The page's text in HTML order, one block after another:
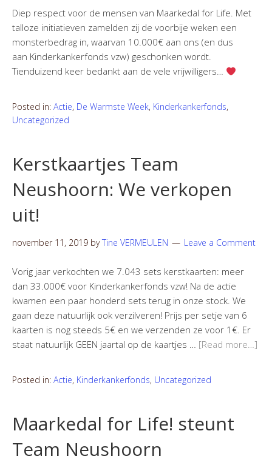
Diep respect voor de mensen van Maarkedal for Life. Met
talloze initiatieven zamelden zij de voorbije weken een
monsterbedrag in, waarvan 10.000€ aan ons (en dus
aan Kinderkankerfonds vzw) geschonken wordt.
Tienduizend keer bedankt aan de vele vrijwilligers…
Posted in: Actie, De Warmste Week, Kinderkankerfonds,
Uncategorized
Kerstkaartjes Team
Neushoorn: We verkopen
uit!
november 11, 2019 byTine VERMEULEN Leave a Comment
Vorig jaar verkochten we 7.043 sets kerstkaarten: meer
dan 33.000€ voor Kinderkankerfonds vzw! Na de actie
kwamen een paar honderd sets terug in onze stock. We
gaan deze natuurlijk ook verzilveren! Prijs per setje van 6
kaarten is nog steeds 5€ en we verzenden ze voor 1€. Er
staat natuurlijk GEEN jaartal op de kaartjes … [Read more…]
Posted in: Actie, Kinderkankerfonds, Uncategorized
Maarkedal for Life! steunt
Team Neushoorn